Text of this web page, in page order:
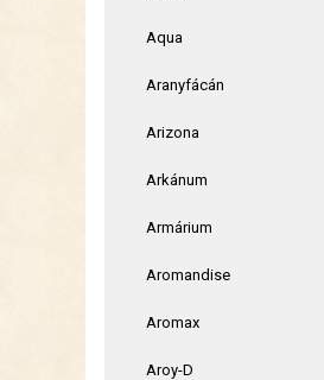
Aqua
Aranyfácán
Arizona
Arkánum
Armárium
Aromandise
Aromax
Aroy-D